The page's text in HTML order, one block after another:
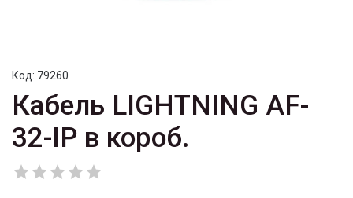
Код: 79260
Кабель LIGHTNING AF-
32-IP в короб.
